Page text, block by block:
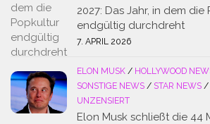
2027: Das Jahr, in dem
endgültig durchdreht
7. APRIL 2026
ELON MUSK / HOLLYWOOD
SONSTIGE NEWS / STAR NEWS /
UNZENSIERT
Elon Musk schließt die 44